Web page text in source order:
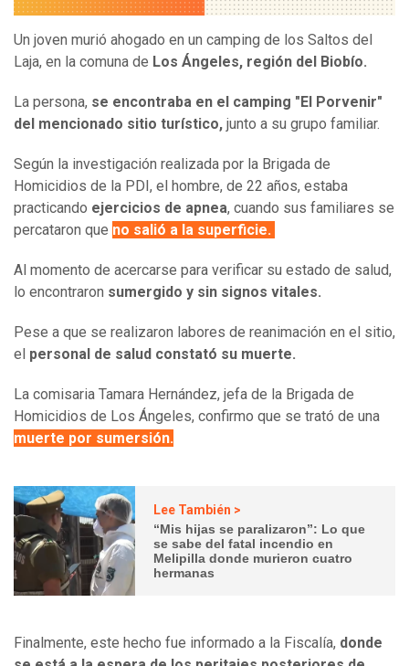
Un joven murió ahogado en un camping de los Saltos del
Laja, en la comuna de Los Ángeles, región del Biobío.
La persona, se encontraba en el camping "El Porvenir"
del mencionado sitio turístico, junto a su grupo familiar.
Según la investigación realizada por la Brigada de
Homicidios de la PDI, el hombre, de 22 años, estaba
practicando ejercicios de apnea, cuando sus familiares se
percataron que no salió a la superficie.
Al momento de acercarse para verificar su estado de salud,
lo encontraron sumergido y sin signos vitales.
Pese a que se realizaron labores de reanimación en el sitio,
el personal de salud constató su muerte.
La comisaria Tamara Hernández, jefa de la Brigada de
Homicidios de Los Ángeles, confirmo que se trató de una
muerte por sumersión.
Lee También >
“Mis hijas se paralizaron”: Lo que
se sabe del fatal incendio en
Melipilla donde murieron cuatro
hermanas
Finalmente, este hecho fue informado a la Fiscalía, donde